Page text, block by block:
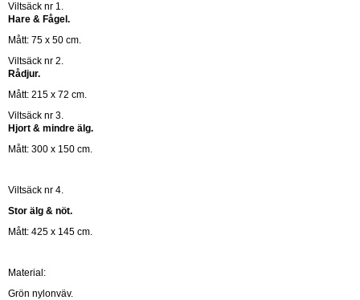
Viltsäck nr 1.
Hare & Fågel.
Mått: 75 x 50 cm.
Viltsäck nr 2.
Rådjur.
Mått: 215 x 72 cm.
Viltsäck nr 3.
Hjort & mindre älg.
Mått: 300 x 150 cm.
Viltsäck nr 4.
Stor älg & nöt.
Mått: 425 x 145 cm.
Material:
Grön nylonväv.